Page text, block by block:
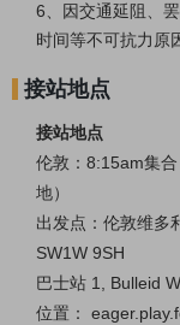
6、因交通延阻、
时间等不可抗力原
接站地点
接站地点
伦敦：8:15am集
地）
出发点： 伦敦维多
SW1W 9SH
巴士站 1, Bulleid
位置：